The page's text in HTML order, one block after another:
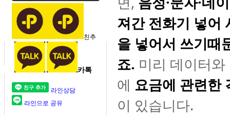
친추
카톡
라인상담
라인으로 공유
져간 전화기 넣어
을 넣어서 쓰기때
죠. 미리 데이터
에 요금에 관련한
이 있습니다.